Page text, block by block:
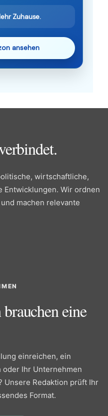
Zuhause.
ansehen
wirtschaftliche,
Wir ordnen
machen relevante
eine
einreichen, ein
oder Ihr Unternehmen
Unsere Redaktion prüft Ihr
Format.